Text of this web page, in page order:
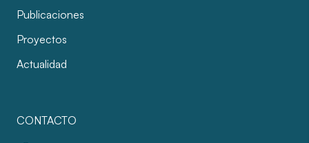
Publicaciones
Proyectos
Actualidad
CONTACTO